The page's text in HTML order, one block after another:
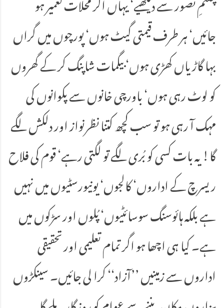
جائیں‘ ہر طرف قیمتی گیٹ ہوں‘ پورچوں میں گراں
بہا گاڑیاں کھڑی ہوں‘ بیگمات شاپنگ کر کے گھروں
کو لوٹ رہی ہوں‘ باورچی خانوں سے پکوانوں کی
مہک آ رہی ہو تو سب کچھ کتنا نظرنواز اور دلکش لگے
گا! یہ بات کسی کو بُری لگے تو لگتی رہے‘ قوم کی فلاح
ریسرچ کے اداروں‘ کالجوں‘ یونیورسٹیوں میں نہیں
ہے بلکہ ہائوسنگ سوسائٹیوں‘ پُلوں اور سڑکوں میں
ہے۔ کیا ہی اچھا ہو اگر تمام تعلیمی اور تحقیقی
اداروں سے زمینیں ’’آزاد‘‘ کرا لی جائیں۔ سینکڑوں